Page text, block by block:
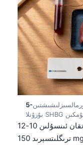
روزا تۇتقان ئىنسۇلىن 10-12 µIU/mL دىن يۇقىرى،
ترىگلىتسېرىد 150 mg/dL دىن يۇقىرى ۋە HDL 50 mg/dL دىن